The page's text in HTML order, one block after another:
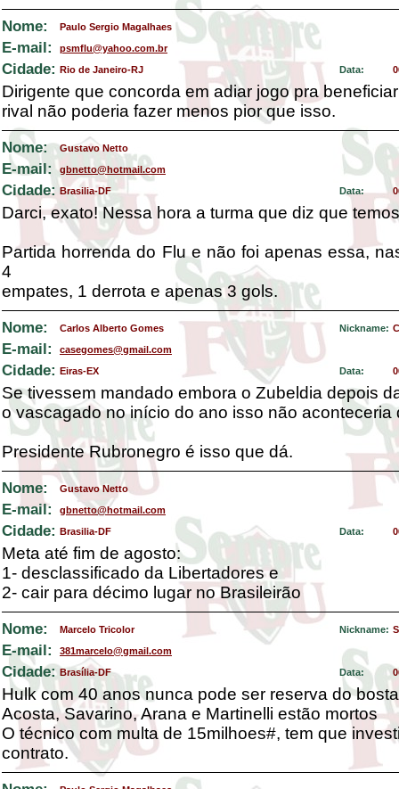
Nome: Paulo Sergio Magalhaes
E-mail: psmflu@yahoo.com.br
Cidade: Rio de Janeiro-RJ Data:
Dirigente que concorda em adiar jogo pra
rival não poderia fazer menos pior que isso.
Nome: Gustavo Netto
E-mail: gbnetto@hotmail.com
Cidade: Brasilia-DF Data:
Darci, exato! Nessa hora a turma que diz que
Partida horrenda do Flu e não foi apenas essa,
4
empates, 1 derrota e apenas 3 gols.
Nome: Carlos Alberto Gomes Nickname:
E-mail: casegomes@gmail.com
Cidade: Eiras-EX Data:
Se tivessem mandado embora o Zubeldia depois
o vascagado no início do ano isso não aconteceria
Presidente Rubronegro é isso que dá.
Nome: Gustavo Netto
E-mail: gbnetto@hotmail.com
Cidade: Brasilia-DF Data:
Meta até fim de agosto:
1- desclassificado da Libertadores e
2- cair para décimo lugar no Brasileirão
Nome: Marcelo Tricolor Nickname:
E-mail: 381marcelo@gmail.com
Cidade: Brasília-DF Data:
Hulk com 40 anos nunca pode ser reserva do
Acosta, Savarino, Arana e Martinelli estão mortos
O técnico com multa de 15milhoes#, tem que
contrato.